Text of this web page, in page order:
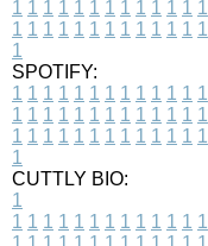
1 1 1 1 1 1 1 1 1 1 1 1 1
1 1 1 1 1 1 1 1 1 1 1 1 1
1
SPOTIFY:
1 1 1 1 1 1 1 1 1 1 1 1 1
1 1 1 1 1 1 1 1 1 1 1 1 1
1 1 1 1 1 1 1 1 1 1 1 1 1
1
CUTTLY BIO:
1
1 1 1 1 1 1 1 1 1 1 1 1 1